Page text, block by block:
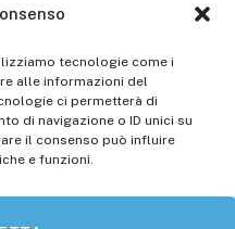
tecnologie come i
alle informazioni del
ci permetterà di
di navigazione o ID unici su
il consenso può influire
e funzioni.